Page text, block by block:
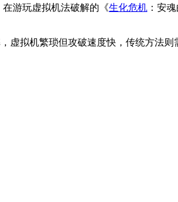
游玩虚拟机法破解的《生化危机 ：安
虚拟机繁琐但攻破速度快，传统方法